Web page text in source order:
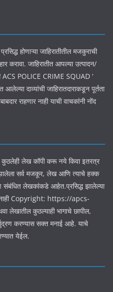
होणाऱ्या जाहिरातीतील मजकुराची
करावा. जाहिरातीत आपल्या उत्पादन/
ACS POLICE CRIME SQUAD ‘
आलेल्या दाव्यांची जाहिरातदाराकडून पूर्तता
राहणार नाही याची वाचकांनी नोंद
कुठलेही लेख कॉपी करू नये किवा इतरत्र
सर्व मजकूर, लेख आणि त्याचे हक्क
संबंधित लेखकांकडे आहेत.प्रसिद्ध झालेल्या
Copyright: https://apcs-
कुठल्याही भागाचे छापील,
करण्यास सक्त मनाई आहे. याचे
येईल.